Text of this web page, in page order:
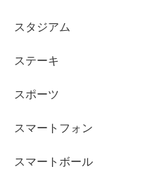
スタジアム
ステーキ
スポーツ
スマートフォン
スマートボール